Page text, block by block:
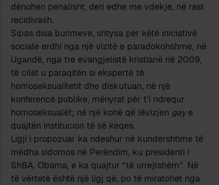
dënohen penalisht, deri edhe me vdekje, në rast
recidivash.
Sipas disa burimeve, shtysa për këtë iniciativë
sociale erdhi nga një vizitë e paradokohshme, në
Ugandë, nga tre evangjelistë kristianë në 2009,
të cilët u paraqitën si ekspertë të
homoseksualitetit dhe diskutuan, në një
konferencë publike, mënyrat për t’i ndrequr
homoseksualët; në një kohë që lëvizjen gaye
quajtën institucion të së keqes.
Ligji i propozuar ka ndeshur në kundërshtime të
mëdha sidomos në Perëndim, ku presidenti i
ShBA, Obama, e ka quajtur “të urrejtshëm”. Në
të vërtetë është një ligj që, po të miratohet nga